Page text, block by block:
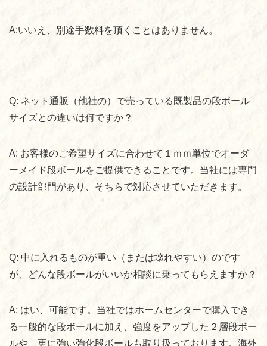
A:いいえ、別途手数料を頂くことはありません。
Q: ネット通販（他社の）で売っている既製品の段ボール
サイズとの違いは何ですか？
A: お客様のご希望サイズに合わせて１ｍｍ単位でオーダ
ーメイド段ボールをご提供できることです。当社には専門
の設計部門があり、そちらで対応させていただきます。
Q: 中に入れるものが重い（または壊れやすい）のです
が、どんな段ボールがいいか相談に乗ってもらえますか？
A: はい、可能です。 当社ではホームセンターで購入でき
る一般的な段ボールに加え、強度をアップした２層段ボー
ルや、更に強い強化段ボールも取り扱っております。海外